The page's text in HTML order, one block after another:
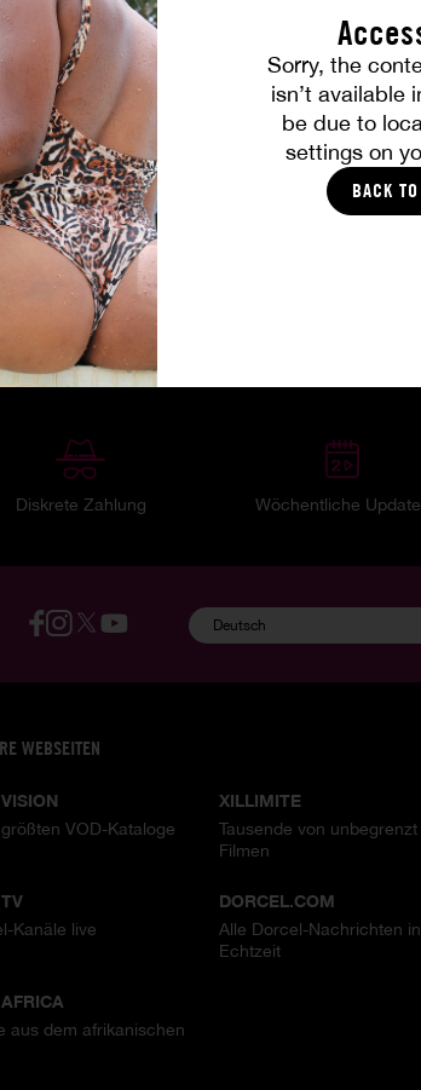
Sorry, the
isn’t available
be due to
settings on
BACK
heiße Action
Ihre Mitgliedervorteile
Diskrete Zahlung Wöchentliche
Deutsch
WEBSEITEN
VOD-Kataloge
XILLIMITE
Tausende von unbegrenzt
Filmen
Kanäle live
DORCEL.COM
Alle Dorcel-Nachrichten in
Echtzeit
aus dem afrikanischen